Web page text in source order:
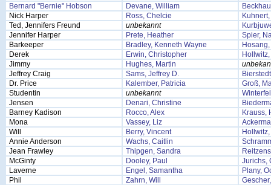
Bernard "Bernie" Hobson
Devane, William
Nick Harper
Ross, Chelcie
Ted, Jennifers Freund
unbekannt
Jennifer Harper
Prete, Heather
Spier,
Barkeeper
Bradley, Kenneth Wayne
Derek
Erwin, Christopher
Jimmy
Hughes, Martin
Jeffrey Craig
Sams, Jeffrey D.
Dr. Price
Kalember, Patricia
Groß,
Studentin
unbekannt
Jensen
Denari, Christine
Barney Kadison
Rocco, Alex
Krauss,
Mona
Vassey, Liz
Will
Berry, Vincent
Annie Anderson
Wachs, Caitlin
Jean Frawley
Thipgen, Sandra
McGinty
Dooley, Paul
Jurichs,
Laverne
Engel, Samantha
Plany,
Phil
Zahrn, Will